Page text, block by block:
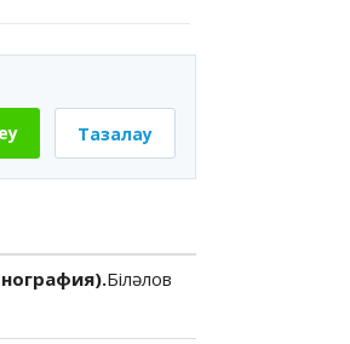
Тазалау
Біләлов